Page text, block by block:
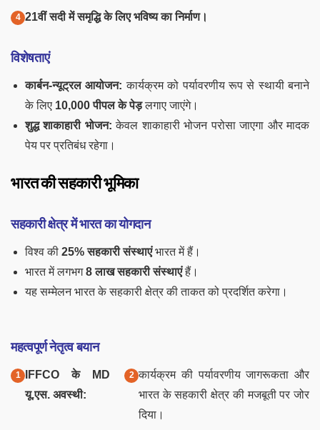
21वीं सदी में समृद्धि के लिए भविष्य का निर्माण।
विशेषताएं
कार्बन-न्यूट्रल आयोजन: कार्यक्रम को पर्यावरणीय रूप से स्थायी बनाने
के लिए 10,000 पीपल के पेड़लगाए जाएंगे।
शुद्ध शाकाहारी भोजन: केवल शाकाहारी भोजन परोसा जाएगा और मादक
पेय पर प्रतिबंध रहेगा।
भारत की सहकारी भूमिका
सहकारी क्षेत्र में भारत का योगदान
विश्व की 25% सहकारी संस्थाएंभारत में हैं।
भारत में लगभग8 लाख सहकारी संस्थाएंहैं।
यह सम्मेलन भारत के सहकारी क्षेत्र की ताकत को प्रदर्शित करेगा।
महत्वपूर्ण नेतृत्व बयान
IFFCO के MD
यू.एस. अवस्थी:
कार्यक्रम की पर्यावरणीय जागरूकता और
भारत के सहकारी क्षेत्र की मजबूती पर जोर
दिया।